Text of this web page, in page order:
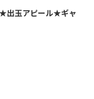
玉アピール★ギャ